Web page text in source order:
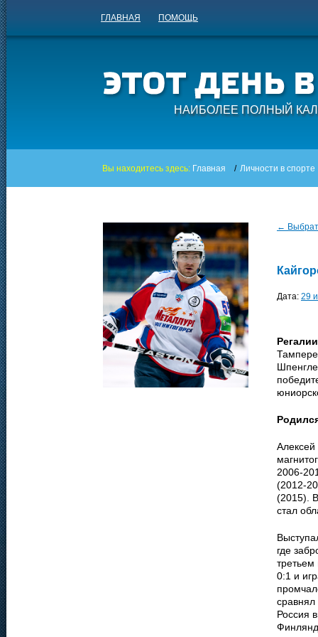
ГЛАВНАЯ ПОМОЩЬ
НАИБОЛЕЕ ПОЛНЫЙ
Вы находитесь здесь: Главная / Личности в спорте
←
Дата: 29
2006-
(2012-
(2015).
стал
где
третьем
0:1 и
сравнял
Россия